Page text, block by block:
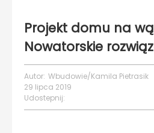
Projekt domu na
Nowatorskie
Autor: Wbudowie/Kamila Pietrasik
29 lipca 2019
Udostepnij: